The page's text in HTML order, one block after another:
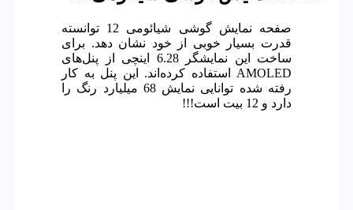
صفحه نمایش گوشی شیائومی 12 توانسته
قدرت بسیار خوبی از خود نشان دهد. برای
ساخت این نمایشگر 6.28 اینچی از پنل‌های
AMOLED استفاده کرده‌اند. این پنل به کار
رفته شده توانایی نمایش 68 میلیارد رنگ را
دارد و 12 بیت است!!!